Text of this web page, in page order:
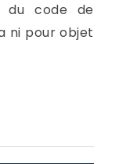
du code de
ni pour objet